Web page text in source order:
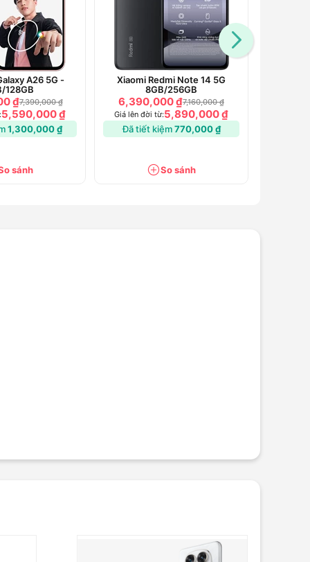
A26 5G -
128GB
₫7,390,000 ₫
5,590,000 ₫
1,300,000 ₫
sánh
Xiaomi Redmi Note 14 5G
8GB/256GB
6,390,000 ₫7,160,000 ₫
Giá lên đời từ:5,890,000 ₫
Đã tiết kiệm770,000 ₫
So sánh